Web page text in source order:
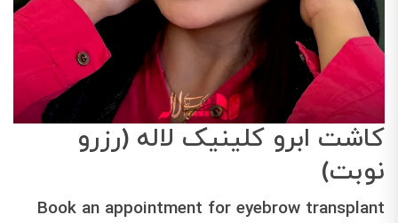
کاشت ابرو کلینیک لاله (رزرو
نوبت)
Book an appointment for eyebrow transplant